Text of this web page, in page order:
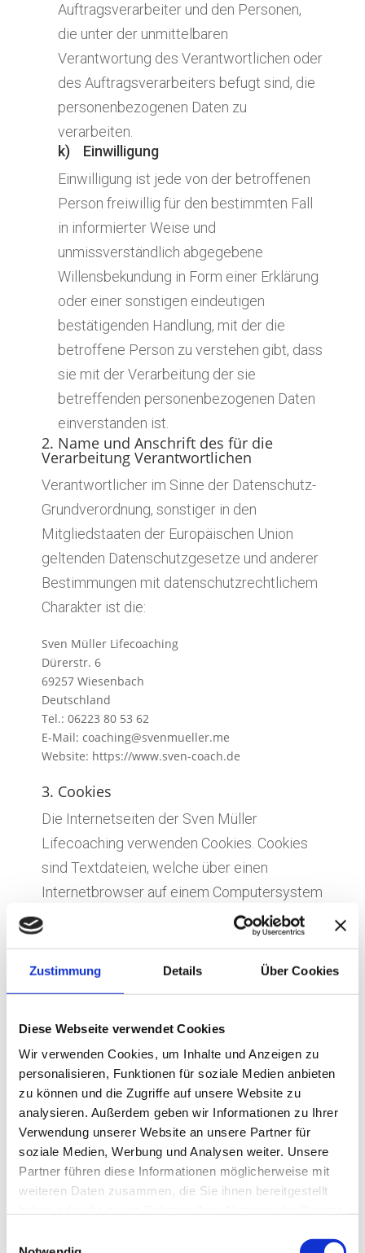
Zustimmung Details Über Cookies
Diese Webseite verwendet Cookies
Wir verwenden Cookies, um Inhalte und Anzeigen zu
personalisieren, Funktionen für soziale Medien anbieten
zu können und die Zugriffe auf unsere Website zu
analysieren. Außerdem geben wir Informationen zu Ihrer
Verwendung unserer Website an unsere Partner für
soziale Medien, Werbung und Analysen weiter. Unsere
Partner führen diese Informationen möglicherweise mit
weiteren Daten zusammen, die Sie ihnen bereitgestellt
Auftragsverarbeiter und den Personen,
die unter der unmittelbaren
Verantwortung des Verantwortlichen oder
des Auftragsverarbeiters befugt sind, die
personenbezogenen Daten zu
verarbeiten.
k) Einwilligung
Einwilligung ist jede von der betroffenen
Person freiwillig für den bestimmten Fall
in informierter Weise und
unmissverständlich abgegebene
Willensbekundung in Form einer Erklärung
oder einer sonstigen eindeutigen
bestätigenden Handlung, mit der die
betroffene Person zu verstehen gibt, dass
sie mit der Verarbeitung der sie
betreffenden personenbezogenen Daten
einverstanden ist.
2. Name und Anschrift des für die
Verarbeitung Verantwortlichen
Verantwortlicher im Sinne der Datenschutz-
Grundverordnung, sonstiger in den
Mitgliedstaaten der Europäischen Union
geltenden Datenschutzgesetze und anderer
Bestimmungen mit datenschutzrechtlichem
Charakter ist die:
Sven Müller Lifecoaching
Dürerstr. 6
69257 Wiesenbach
Deutschland
Tel.: 06223 80 53 62
E-Mail: coaching@svenmueller.me
Website: https://www.sven-coach.de
3. Cookies
Die Internetseiten der Sven Müller
Lifecoaching verwenden Cookies. Cookies
sind Textdateien, welche über einen
Internetbrowser auf einem Computersystem
abgelegt und gespeichert werden.
verwenden Cookies. Viele Cookies enthalten
ist eine eindeutige Kennung des Cookies. Sie
besteht aus einer Zeichenfolge, durch
welche Internetseiten und Server dem
konkreten Internetbrowser zugeordnet
werden können, in dem das Cookie
gespeichert wurde. Dies ermöglicht es den
besuchten Internetseiten und Servern, den
individuellen Browser der betroffenen
andere Cookies enthalten, zu unterscheiden.